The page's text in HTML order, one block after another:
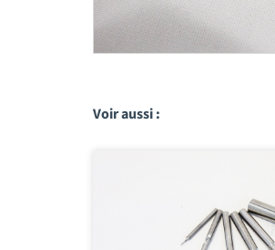
Voir aussi :